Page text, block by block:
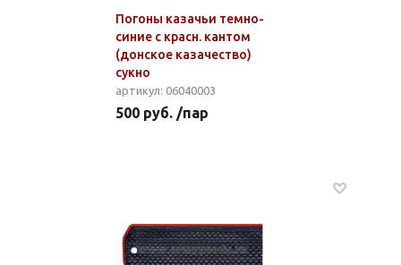
Погоны казачьи темно-
синие с красн. кантом
(донское казачество)
сукно
артикул: 06040003
500 руб. /пар